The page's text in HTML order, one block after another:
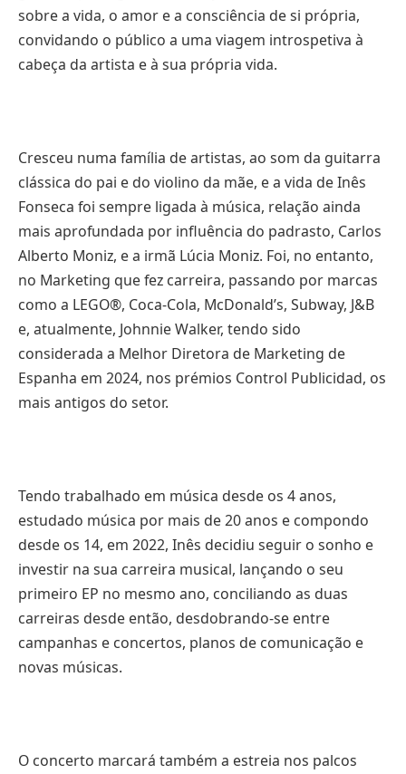
sobre a vida, o amor e a consciência de si própria,
convidando o público a uma viagem introspetiva à
cabeça da artista e à sua própria vida.
Cresceu numa família de artistas, ao som da guitarra
clássica do pai e do violino da mãe, e a vida de Inês
Fonseca foi sempre ligada à música, relação ainda
mais aprofundada por influência do padrasto, Carlos
Alberto Moniz, e a irmã Lúcia Moniz. Foi, no entanto,
no Marketing que fez carreira, passando por marcas
como a LEGO®, Coca-Cola, McDonald’s, Subway, J&B
e, atualmente, Johnnie Walker, tendo sido
considerada a Melhor Diretora de Marketing de
Espanha em 2024, nos prémios Control Publicidad, os
mais antigos do setor.
Tendo trabalhado em música desde os 4 anos,
estudado música por mais de 20 anos e compondo
desde os 14, em 2022, Inês decidiu seguir o sonho e
investir na sua carreira musical, lançando o seu
primeiro EP no mesmo ano, conciliando as duas
carreiras desde então, desdobrando-se entre
campanhas e concertos, planos de comunicação e
novas músicas.
O concerto marcará também a estreia nos palcos